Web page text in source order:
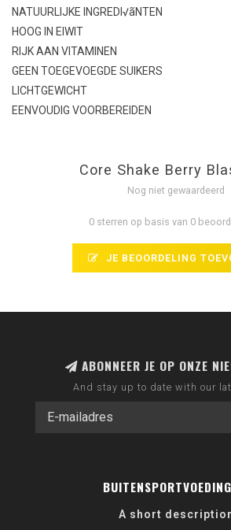
NATUURLIJKE INGREDI√ãNTEN
HOOG IN EIWIT
RIJK AAN VITAMINEN
GEEN TOEGEVOEGDE SUIKERS
LICHTGEWICHT
EENVOUDIG VOORBEREIDEN
Core Shake Berry
Nog niet gewaardeerd
0 sterren op basis van 0
JE BEOORDELING
ABONNEER JE OP ONZE
And stay up to date with our
A short